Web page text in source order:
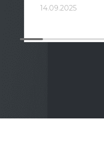
14.09.2025